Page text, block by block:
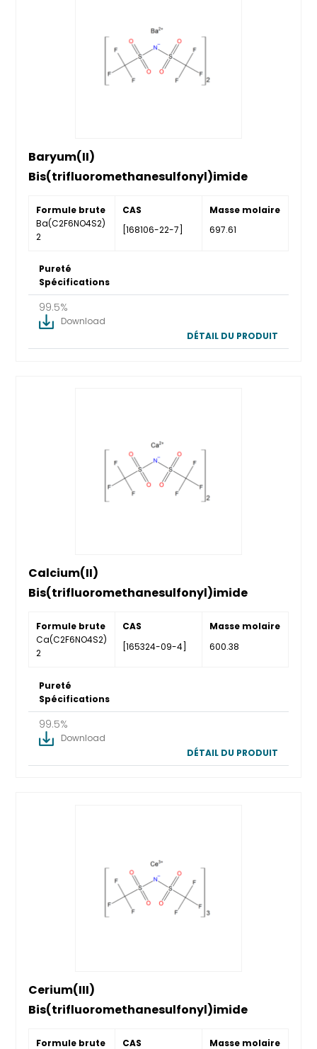
Baryum(II)
Bis(trifluoromethanesulfonyl)imide
Formule brute
Ba(C2F6NO4S2)
2
CAS
[168106-22-7]
Masse molaire
697.61
Pureté
Spécifications
99.5%
Download
DÉTAIL DU PRODUIT
Calcium(II)
Bis(trifluoromethanesulfonyl)imide
Formule brute
Ca(C2F6NO4S2)
2
CAS
[165324-09-4]
Masse molaire
600.38
Pureté
Spécifications
99.5%
Download
DÉTAIL DU PRODUIT
Cerium(III)
Bis(trifluoromethanesulfonyl)imide
Formule brute CAS Masse molaire